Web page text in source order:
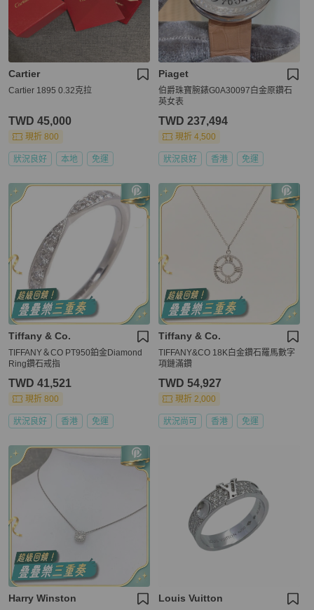
Cartier
Cartier 1895 0.32克拉
TWD 45,000
現折 800
狀況良好 本地 免運
Piaget
伯爵珠寶腕錶G0A30097白金原鑽石
英女表
TWD 237,494
現折 4,500
狀況良好 香港 免運
Tiffany & Co.
TIFFANY＆CO PT950鉑金Diamond
Ring鑽石戒指
TWD 41,521
現折 800
狀況良好 香港 免運
Tiffany & Co.
TIFFANY&CO 18K白金鑽石羅馬數字
項鏈滿鑽
TWD 54,927
現折 2,000
狀況尚可 香港 免運
Harry Winston Louis Vuitton